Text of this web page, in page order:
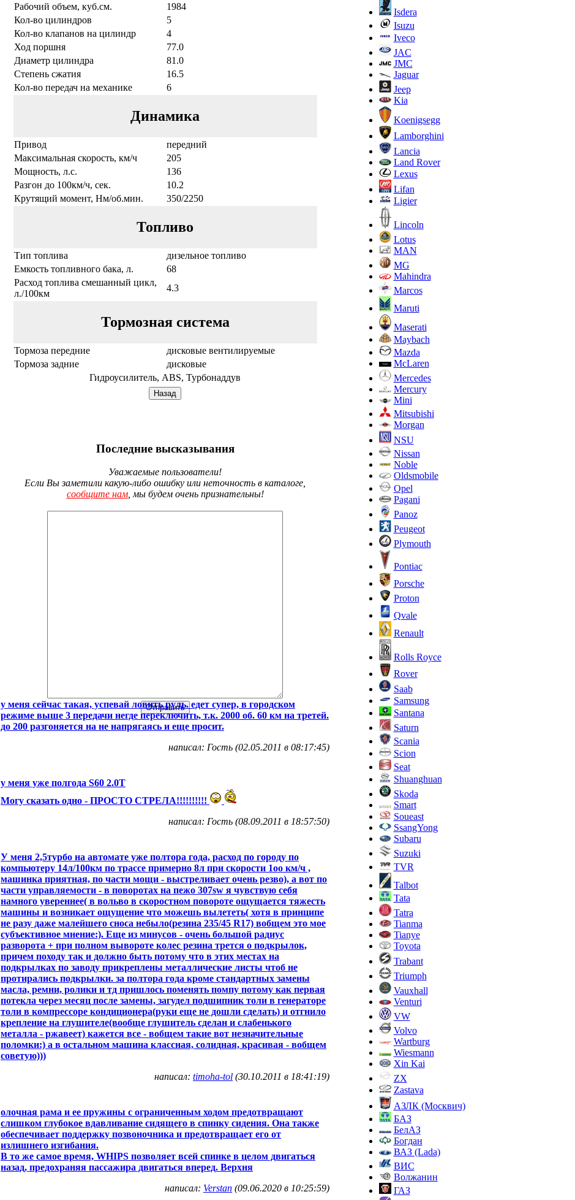
Рабочий объем, куб.см.
1984
Кол-во цилиндров
5
Кол-во клапанов на цилиндр
4
Ход поршня
77.0
Диаметр цилиндра
81.0
Степень сжатия
16.5
Кол-во передач на механике
6
Динамика
Привод
передний
Максимальная скорость, км/ч
205
Мощность, л.с.
136
Разгон до 100км/ч, сек.
10.2
Крутящий момент, Нм/об.мин.
350/2250
Топливо
Тип топлива
дизельное топливо
Емкость топливного бака, л.
68
Расход топлива смешанный цикл,
л./100км
4.3
Тормозная система
Тормоза передние
дисковые вентилируемые
Тормоза задние
дисковые
Гидроусилитель, ABS, Турбонаддув
Последние высказывания
Уважаемые пользователи!
Если Вы заметили какую-либо ошибку или неточность в каталоге,
сообщите нам, мы будем очень признательны!
у меня сейчас такая, успевай ловить руль. едет супер, в городском
режиме выше 3 передачи негде переключить, т.к. 2000 об. 60 км на третей.
до 200 разгоняется на не напрягаясь и еще просит.
написал: Гость (02.05.2011 в 08:17:45)
у меня уже полгода S60 2.0T
Могу сказать одно - ПРОСТО СТРЕЛА!!!!!!!!!!
написал: Гость (08.09.2011 в 18:57:50)
У меня 2,5турбо на автомате уже полтора года, расход по городу по
компьютеру 14л/100км по трассе примерно 8л при скорости 1оо км/ч ,
машинка приятная, по части мощи - выстреливает очень резво), а вот по
части управляемости - в поворотах на пежо 307sw я чувствую себя
намного увереннее( в вольво в скоростном повороте ощущается тяжесть
машины и возникает ощущение что можешь вылететь( хотя в принципе
не разу даже малейшего сноса небыло(резина 235/45 R17) вобщем это мое
субъективное мнение:). Еще из минусов - очень большой радиус
разворота + при полном вывороте колес резина трется о подкрылок,
причем походу так и должно быть потому что в этих местах на
подкрылках по заводу прикреплены металлические листы чтоб не
протирались подкрылки. за полтора года кроме стандартных замены
масла, ремни, ролики и тд пришлось поменять помпу потому как первая
потекла через месяц после замены, загудел подшипник толи в генераторе
толи в компрессоре кондиционера(руки еще не дошли сделать) и отгнило
крепление на глушителе(вообще глушитель сделан и слабенького
металла - ржавеет) кажется все - вобщем такие вот незначительные
поломки:) а в остальном машина классная, солидная, красивая - вобщем
советую)))
написал: timoha-tol (30.10.2011 в 18:41:19)
олочная рама и ее пружины с ограниченным ходом предотвращают
слишком глубокое вдавливание сидящего в спинку сидения. Она также
обеспечивает поддержку позвоночника и предотвращает его от
излишнего изгибания.
В то же самое время, WHIPS позволяет всей спинке в целом двигаться
назад, предохраняя пассажира двигаться вперед. Верхня
написал: Verstan (09.06.2020 в 10:25:59)
Isdera
Isuzu
Iveco
JAC
JMC
Jaguar
Jeep
Kia
Koenigsegg
Lamborghini
Lancia
Land Rover
Lexus
Lifan
Ligier
Lincoln
Lotus
MAN
MG
Mahindra
Marcos
Maruti
Maserati
Maybach
Mazda
McLaren
Mercedes
Mercury
Mini
Mitsubishi
Morgan
NSU
Nissan
Noble
Oldsmobile
Opel
Pagani
Panoz
Peugeot
Plymouth
Pontiac
Porsche
Proton
Qvale
Renault
Rolls Royce
Rover
Saab
Samsung
Santana
Saturn
Scania
Scion
Seat
Shuanghuan
Skoda
Smart
Soueast
SsangYong
Subaru
Suzuki
TVR
Talbot
Tata
Tatra
Tianma
Tianye
Toyota
Trabant
Triumph
Vauxhall
Venturi
VW
Volvo
Wartburg
Wiesmann
Xin Kai
ZX
Zastava
АЗЛК (Москвич)
БАЗ
БелАЗ
Богдан
ВАЗ (Lada)
ВИС
Волжанин
ГАЗ